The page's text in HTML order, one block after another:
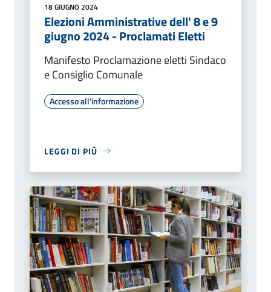
18 GIUGNO 2024
Elezioni Amministrative dell' 8 e 9
giugno 2024 - Proclamati Eletti
Manifesto Proclamazione eletti Sindaco
e Consiglio Comunale
Accesso all'informazione
LEGGI DI PIÙ